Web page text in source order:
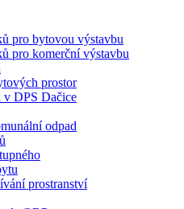
pro bytovou výstavbu
pro komerční výstavbu
prostor
v DPS Dačice
odpad
prostranství